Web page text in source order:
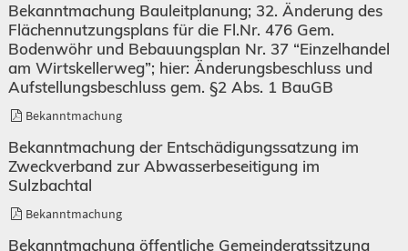
Bekanntmachung Bauleitplanung; 32. Änderung des
Flächennutzungsplans für die Fl.Nr. 476 Gem.
Bodenwöhr und Bebauungsplan Nr. 37 “Einzelhandel
am Wirtskellerweg”; hier: Änderungsbeschluss und
Aufstellungsbeschluss gem. §2 Abs. 1 BauGB
Bekanntmachung
Bekanntmachung der Entschädigungssatzung im
Zweckverband zur Abwasserbeseitigung im
Sulzbachtal
Bekanntmachung
Bekanntmachung öffentliche Gemeinderatssitzung